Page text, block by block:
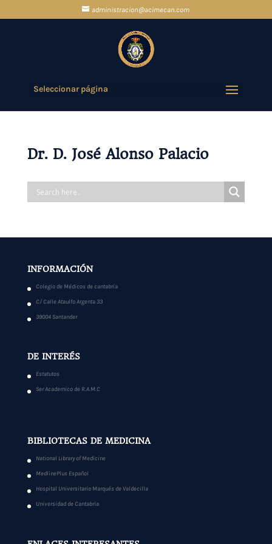
administracion@acimecan.com
Seleccionar página
Dr. D. José Alonso Palacio
INFORMACIÓN
Colegio de Médicos de cantabria
C/ Calle Ataulfo Argenta 33
39004 Santander
DE INTERÉS
Estatutos
Ser Academico de R.A.M.C
BIBLIOTECAS DE MEDICINA
National Library of Medicine
MedlinePlus Español
Hospital Universitario Marqués de Valdecilla
Universidad de Cantabria